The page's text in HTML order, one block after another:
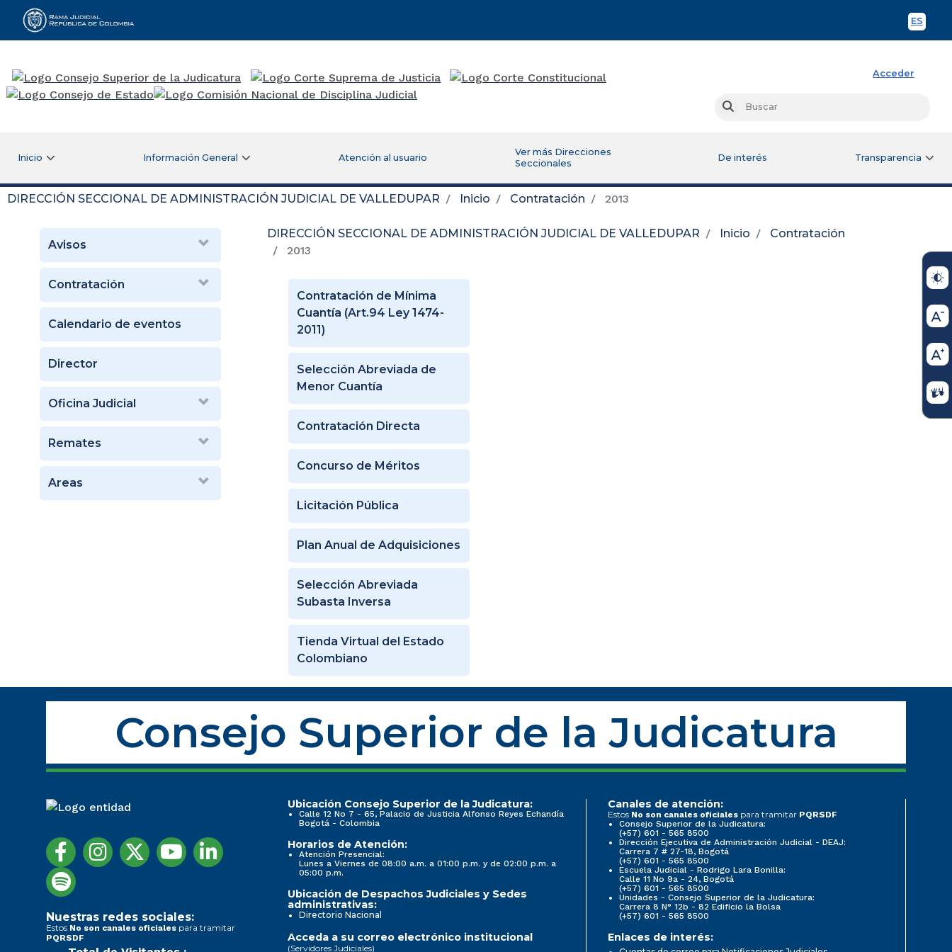
ES
Rama Judicial
Acceder
Buscar
Inicio Información General Atención al usuario
Ver más Direcciones
Seccionales
De interés Transparencia
DIRECCIÓN SECCIONAL DE ADMINISTRACIÓN JUDICIAL DE VALLEDUPAR Inicio Contratación 2013
Avisos
Contratación
Calendario de eventos
Director
Oficina Judicial
Remates
Areas
DIRECCIÓN SECCIONAL DE ADMINISTRACIÓN JUDICIAL DE VALLEDUPAR Inicio
Contratación
2013
Contratación de Mínima
Cuantía (Art.94 Ley 1474-
2011)
Selección Abreviada de
Menor Cuantía
Contratación Directa
Concurso de Méritos
Licitación Pública
Plan Anual de Adquisiciones
Selección Abreviada
Subasta Inversa
Tienda Virtual del Estado
Colombiano
Consejo Superior de la Judicatura
Nuestras redes sociales:
Estos No son canales oficiales para tramitar
PQRSDF
Ubicación Consejo Superior de la Judicatura:
Calle 12 No 7 - 65, Palacio de Justicia Alfonso Reyes Echandía
Bogotá - Colombia
Horarios de Atención:
Atención Presencial:
Lunes a Viernes de 08:00 a.m. a 01:00 p.m. y de 02:00 p.m. a
05:00 p.m.
Ubicación de Despachos Judiciales y Sedes
administrativas:
Directorio Nacional
Canales de atención:
Estos No son canales oficiales para tramitar PQRSDF
Consejo Superior de la Judicatura:
(+57) 601 - 565 8500
Dirección Ejecutiva de Administración Judicial - DEAJ:
Carrera 7 # 27-18, Bogotá
(+57) 601 - 565 8500
Escuela Judicial - Rodrigo Lara Bonilla:
Calle 11 No 9a - 24, Bogotá
(+57) 601 - 565 8500
Unidades - Consejo Superior de la Judicatura:
Carrera 8 N° 12b - 82 Edificio la Bolsa
(+57) 601 - 565 8500
Acceda a su correo electrónico institucional
(Servidores Judiciales)
Enlaces de interés: